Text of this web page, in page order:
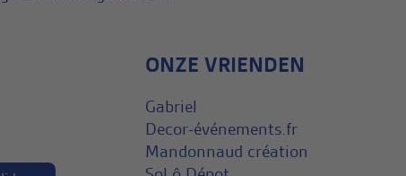
ONZE VRIENDEN
Gabriel
Decor-événements.fr
Mandonnaud création